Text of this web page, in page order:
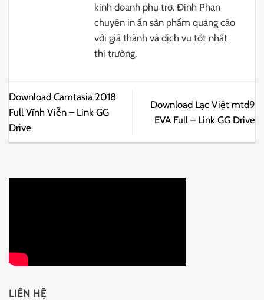
kinh doanh phụ trợ. Đinh Phan
chuyên in ấn sản phẩm quảng cáo
với giá thành và dịch vụ tốt nhất
thị trường.
Download Camtasia 2018
Full Vĩnh Viễn – Link GG
Drive
Download Lạc Việt mtd9
EVA Full – Link GG Drive
LIÊN HỆ